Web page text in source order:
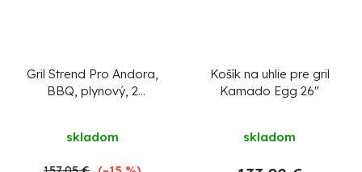
Gril Strend Pro Andora,
BBQ, plynový, 2
skladom
Košík na uhlie pre gril
Kamado Egg 26"
skladom